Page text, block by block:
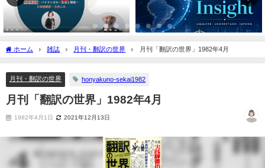
ホーム 雑誌 月刊・翻訳の世界 月刊「翻訳の世界」1982年4月
月刊・翻訳の世界 honyakuno-sekai1982
月刊「翻訳の世界」1982年4月
1982年4月1日 2021年12月13日